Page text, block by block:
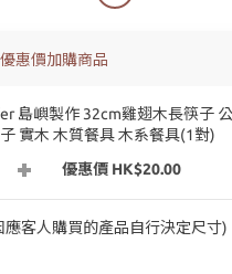
惠價加購商品
島嶼製作 32cm雞翅木長筷子
實木 木質餐具 木系餐具(1對)
優惠價 HK$20.00
應客人購買的產品自行決定尺寸)